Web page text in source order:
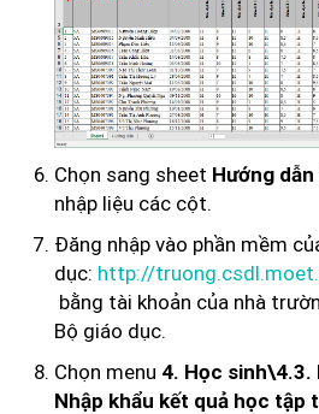
Chọn sang sheet Hướng dẫn
nhập liệu các cột.
Đăng nhập vào phần mềm
dục: http://
bằng tài khoản của nhà
Bộ giáo dục.
Chọn menu 4. Học sinh\4.3.
Nhập khẩu kết quả học tập